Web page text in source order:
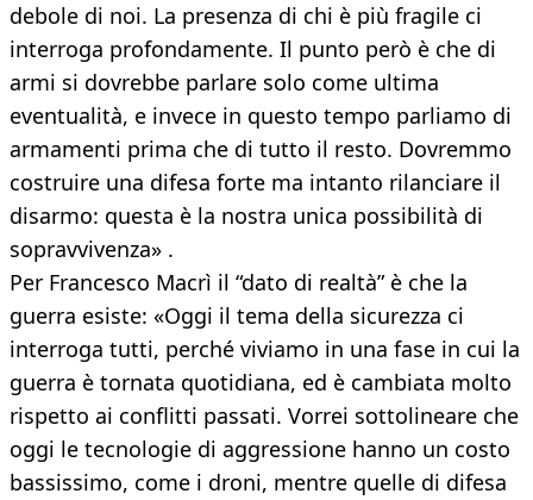
debole di noi. La presenza di chi è più fragile ci
interroga profondamente. Il punto però è che di
armi si dovrebbe parlare solo come ultima
eventualità, e invece in questo tempo parliamo di
armamenti prima che di tutto il resto. Dovremmo
costruire una difesa forte ma intanto rilanciare il
disarmo: questa è la nostra unica possibilità di
sopravvivenza» .
Per Francesco Macrì il “dato di realtà” è che la
guerra esiste: «Oggi il tema della sicurezza ci
interroga tutti, perché viviamo in una fase in cui la
guerra è tornata quotidiana, ed è cambiata molto
rispetto ai conflitti passati. Vorrei sottolineare che
oggi le tecnologie di aggressione hanno un costo
bassissimo, come i droni, mentre quelle di difesa